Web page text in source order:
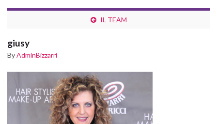
IL TEAM
giusy
ByAdminBizzarri